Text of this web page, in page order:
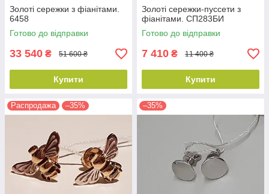
Золоті сережки з фіанітами.
6458
Готово до відправки
33 540 ₴ 51 600 ₴
Купити
Золоті сережки-пуссети з
фіанітами. СП283БИ
Готово до відправки
7 410 ₴ 11 400 ₴
Купити
Распродажа –35% –35%